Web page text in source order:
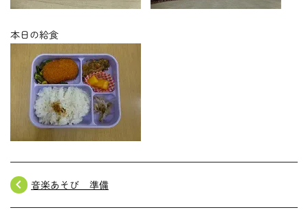
本日の給食
navigate_before 音楽あそび 準備